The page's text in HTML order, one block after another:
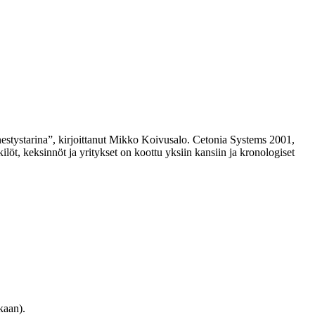
kirjoittanut Mikko Koivusalo. Cetonia Systems 2001,
keksinnöt ja yritykset on koottu yksiin kansiin ja kronologiset